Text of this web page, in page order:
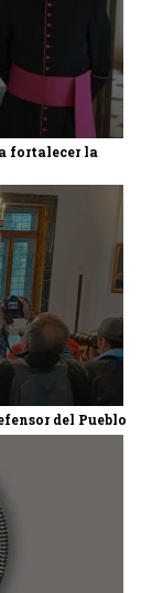
fortalecer la
del Pueblo